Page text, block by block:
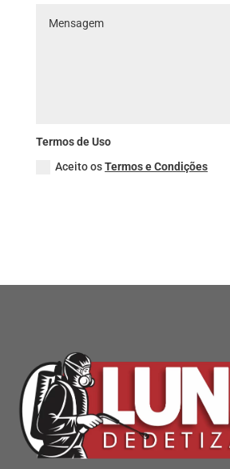
Termos de Uso
Aceito osTermos e Condições